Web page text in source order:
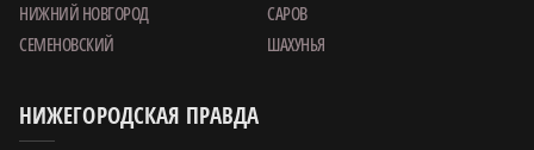
НИЖНИЙ НОВГОРОД
САРОВ
СЕМЕНОВСКИЙ
ШАХУНЬЯ
НИЖЕГОРОДСКАЯ ПРАВДА